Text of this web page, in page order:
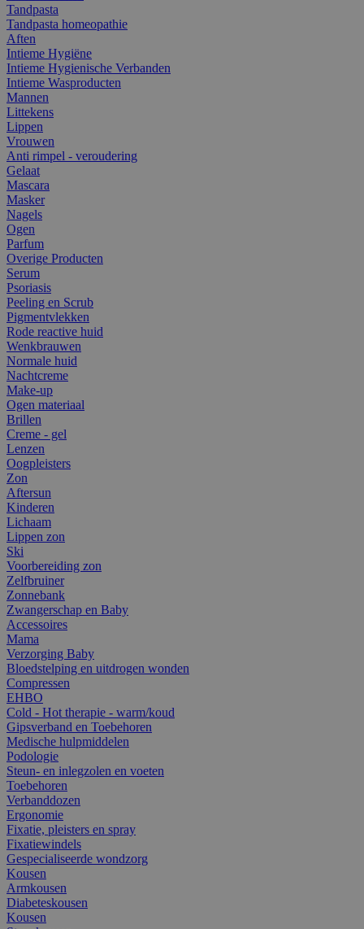
Tandpasta
Tandpasta homeopathie
Aften
Intieme Hygiëne
Intieme Hygienische Verbanden
Intieme Wasproducten
Mannen
Littekens
Lippen
Vrouwen
Anti rimpel - veroudering
Gelaat
Mascara
Masker
Nagels
Ogen
Parfum
Overige Producten
Serum
Psoriasis
Peeling en Scrub
Pigmentvlekken
Rode reactive huid
Wenkbrauwen
Normale huid
Nachtcreme
Make-up
Ogen materiaal
Brillen
Creme - gel
Lenzen
Oogpleisters
Zon
Aftersun
Kinderen
Lichaam
Lippen zon
Ski
Voorbereiding zon
Zelfbruiner
Zonnebank
Zwangerschap en Baby
Accessoires
Mama
Verzorging Baby
Bloedstelping en uitdrogen wonden
Compressen
EHBO
Cold - Hot therapie - warm/koud
Gipsverband en Toebehoren
Medische hulpmiddelen
Podologie
Steun- en inlegzolen en voeten
Toebehoren
Verbanddozen
Ergonomie
Fixatie, pleisters en spray
Fixatiewindels
Gespecialiseerde wondzorg
Kousen
Armkousen
Diabeteskousen
Kousen